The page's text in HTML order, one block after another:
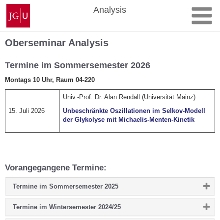
Zum
Inhalt
springen
Johannes
Gutenberg-
Universität
Mainz
Analysis
Oberseminar Analysis
Termine im Sommersemester 2026
Montags 10 Uhr, Raum 04-220
15. Juli 2026
Univ.-Prof. Dr. Alan Rendall (Universität Mainz)
Unbeschränkte Oszillationen im Selkov-Modell
der Glykolyse mit Michaelis-Menten-Kinetik
Vorangegangene Termine:
Termine im Sommersemester 2025Bitte
Button
klicken,
um
Inhalt
Termine im Wintersemester 2024/25Bitte
Button